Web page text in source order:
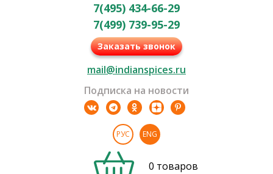
7(495) 434-66-29
7(499) 739-95-29
Заказать звонок
mail@indianspices.ru
Подписка на новости
РУС ENG
0 товаров